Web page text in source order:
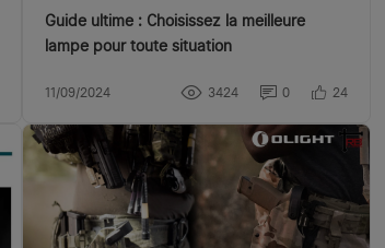
Guide ultime : Choisissez la meilleure
lampe pour toute situation
11/09/2024 3424 0 24